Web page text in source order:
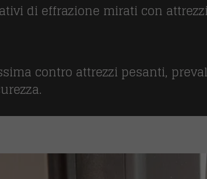
di effrazione mirati con
contro attrezzi pesanti,